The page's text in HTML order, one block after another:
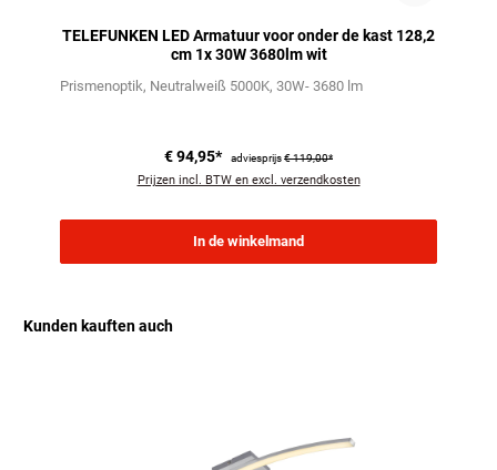
TELEFUNKEN LED Armatuur voor onder de kast 128,2
cm 1x 30W 3680lm wit
Prismenoptik Neutralweiß 5000K 30W- 3680 lm
€ 94,95* adviesprijs€ 119,00*
Prijzen incl. BTW en excl. verzendkosten
In de winkelmand
Kunden kauften auch